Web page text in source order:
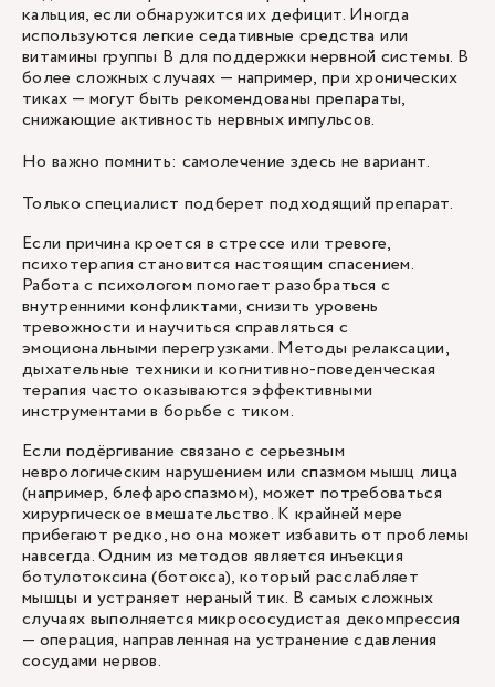
кальция, если обнаружится их дефицит. Иногда
используются легкие седативные средства или
витамины группы B для поддержки нервной системы. В
более сложных случаях — например, при хронических
тиках — могут быть рекомендованы препараты,
снижающие активность нервных импульсов.
Но важно помнить: самолечение здесь не вариант.
Только специалист подберет подходящий препарат.
Если причина кроется в стрессе или тревоге,
психотерапия становится настоящим спасением.
Работа с психологом помогает разобраться с
внутренними конфликтами, снизить уровень
тревожности и научиться справляться с
эмоциональными перегрузками. Методы релаксации,
дыхательные техники и когнитивно-поведенческая
терапия часто оказываются эффективными
инструментами в борьбе с тиком.
Если подёргивание связано с серьезным
неврологическим нарушением или спазмом мышц лица
(например, блефароспазмом), может потребоваться
хирургическое вмешательство. К крайней мере
прибегают редко, но она может избавить от проблемы
навсегда. Одним из методов является инъекция
ботулотоксина (ботокса), который расслабляет
мышцы и устраняет нераный тик. В самых сложных
случаях выполняется микрососудистая декомпрессия
— операция, направленная на устранение сдавления
сосудами нервов.